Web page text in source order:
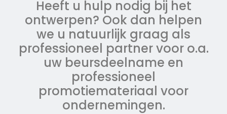
Heeft u hulp nodig bij het
ontwerpen? Ook dan helpen
we u natuurlijk graag als
professioneel partner voor o.a.
uw beursdeelname en
professioneel
promotiemateriaal voor
ondernemingen.